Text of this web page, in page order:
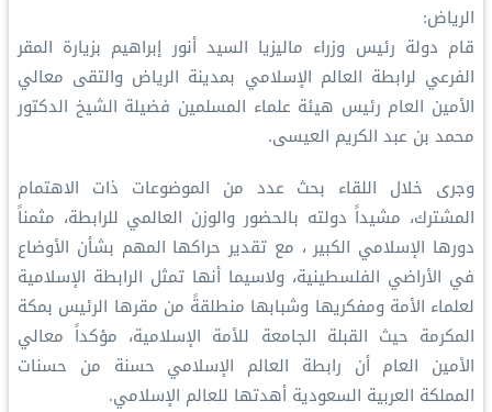
الرياض:
قام دولة رئيس وزراء ماليزيا السيد أنور إبراهيم بزيارة المقر
الفرعي لرابطة العالم الإسلامي بمدينة الرياض والتقى معالي
الأمين العام رئيس هيئة علماء المسلمين فضيلة الشيخ الدكتور
محمد بن عبد الكريم العيسى.
وجرى خلال اللقاء بحث عدد من الموضوعات ذات الاهتمام
المشترك، مشيداً دولته بالحضور والوزن العالمي للرابطة، مثمناً
دورها الإسلامي الكبير ، مع تقدير حراكها المهم بشأن الأوضاع
في الأراضي الفلسطينية، ولاسيما أنها تمثل الرابطة الإسلامية
لعلماء الأمة ومفكريها وشبابها منطلقةً من مقرها الرئيس بمكة
المكرمة حيث القبلة الجامعة للأمة الإسلامية، مؤكداً معالي
الأمين العام أن رابطة العالم الإسلامي حسنة من حسنات
المملكة العربية السعودية أهدتها للعالم الإسلامي.